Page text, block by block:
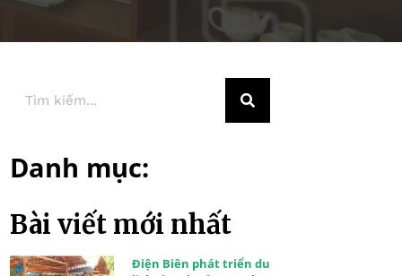
Danh mục:
Bài viết mới nhất
Điện Biên phát triển du